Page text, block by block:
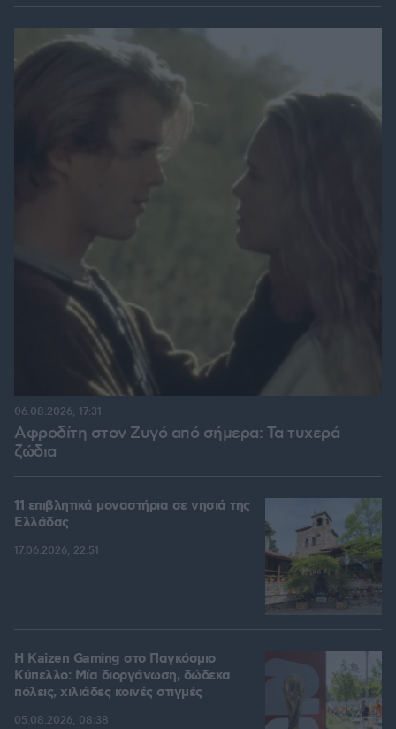
Αφροδίτη στον Ζυγό από σήμερα: Τα τυχερά
ζώδια
06.08.2026, 17:31
11 επιβλητικά μοναστήρια σε νησιά της
Ελλάδας
17.06.2026, 22:51
H Kaizen Gaming στο Παγκόσμιο
Kύπελλο: Μία διοργάνωση, δώδεκα
πόλεις, χιλιάδες κοινές στιγμές
05.08.2026, 08:38